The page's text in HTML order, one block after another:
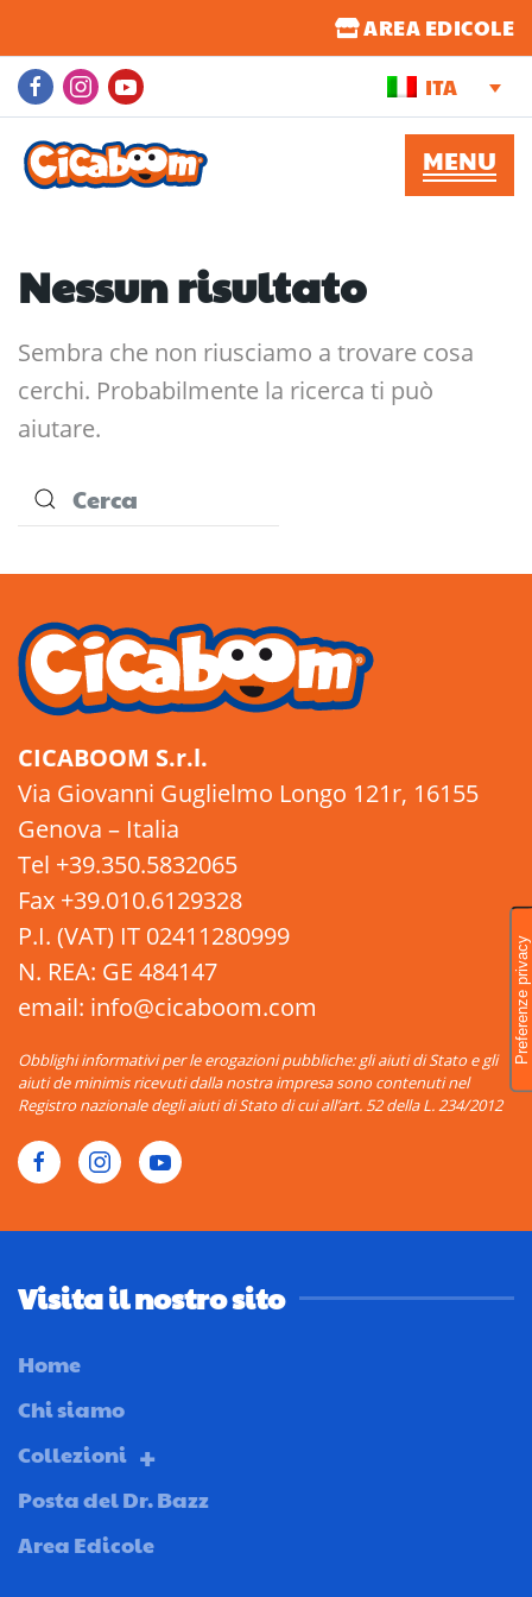
AREA EDICOLE
ITA
Nessun risultato
Sembra che non riusciamo a trovare cosa
cerchi. Probabilmente la ricerca ti può
aiutare.
CICABOOM S.r.l.
Via Giovanni Guglielmo Longo 121r, 16155
Genova – Italia
Tel +39.350.5832065
Fax +39.010.6129328
P.I. (VAT) IT 02411280999
N. REA: GE 484147
email: info@cicaboom.com
Obblighi informativi per le erogazioni pubbliche: gli aiuti di Stato e gli
aiuti de minimis ricevuti dalla nostra impresa sono contenuti nel
Registro nazionale degli aiuti di Stato di cui all’art. 52 della L. 234/2012
Visita il nostro sito
Home
Chi siamo
Collezioni
Posta del Dr. Bazz
Area Edicole